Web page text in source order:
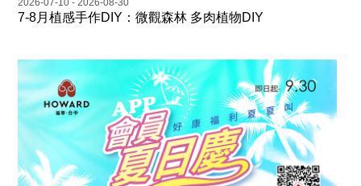
2026-07-10 - 2026-08-30
7-8月植感手作DIY：微觀森林 多肉植物DIY